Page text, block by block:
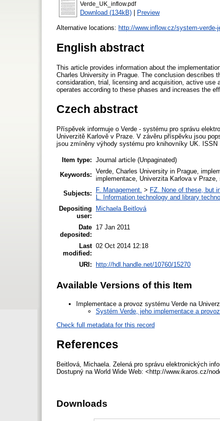
Verde_UK_inflow.pdf
Download (134kB) Preview
Alternative locations: http://www.inflow.cz/system-
English abstract
This article provides information about the
Charles University in Prague. The conclusion
considaration, trial, licensing and acquisition, active use
operates according to these phases and increases the
Czech abstract
Příspěvek informuje o Verde - systému pro správu
Univerzitě Karlově v Praze. V závěru příspěvku jsou
jsou zmíněny výhody systému pro knihovníky UK. ISSN
Item type: Journal article (Unpaginated)
Keywords: Verde, Charles University in Prague,
implementace, Univerzita Karlova v
Subjects:
F. Management. > FZ. None of these, but
L. Information technology and library
Depositing
user:
Michaela Beitlová
Date
deposited:
17 Jan 2011
Last
modified:
02 Oct 2014 12:18
URI: http://hdl.handle.net/10760/15270
Available Versions of this Item
Implementace a provoz systému Verde na
Systém Verde, jeho implementace a
Check full metadata for this record
References
Beitlová, Michaela. Zelená pro správu elektronických
Dostupný na World Wide Web: <http://www.ikaros.cz/
Downloads